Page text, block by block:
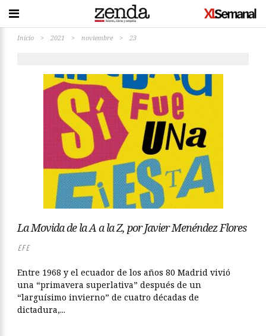
Inicio > 2021 > noviembre > 23
La Movida de la A a la Z, por Javier Menéndez Flores
EFE
Entre 1968 y el ecuador de los años 80 Madrid vivió
una “primavera superlativa” después de un
“larguísimo invierno” de cuatro décadas de
dictadura,...